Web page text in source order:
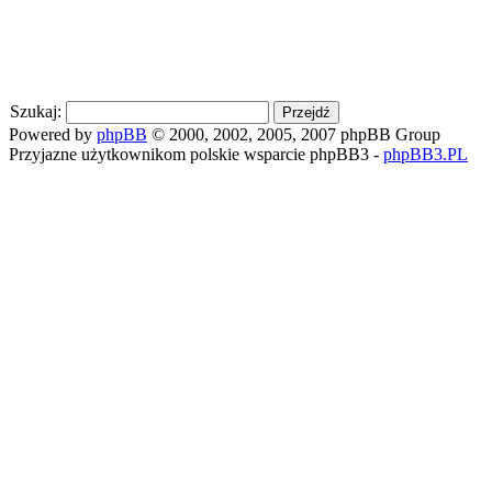
Szukaj:
Powered by phpBB © 2000, 2002, 2005, 2007 phpBB Group
Przyjazne użytkownikom polskie wsparcie phpBB3 - phpBB3.PL